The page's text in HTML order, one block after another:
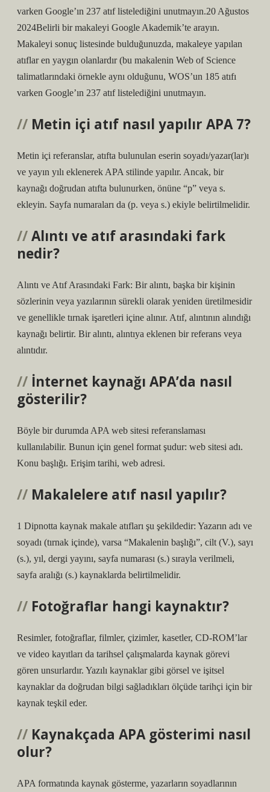
varken Google’ın 237 atıf listelediğini unutmayın.20 Ağustos
2024Belirli bir makaleyi Google Akademik’te arayın.
Makaleyi sonuç listesinde bulduğunuzda, makaleye yapılan
atıflar en yaygın olanlardır (bu makalenin Web of Science
talimatlarındaki örnekle aynı olduğunu, WOS’un 185 atıfı
varken Google’ın 237 atıf listelediğini unutmayın.
Metin içi atıf nasıl yapılır APA 7?
Metin içi referanslar, atıfta bulunulan eserin soyadı/yazar(lar)ı
ve yayın yılı eklenerek APA stilinde yapılır. Ancak, bir
kaynağı doğrudan atıfta bulunurken, önüne “p” veya s.
ekleyin. Sayfa numaraları da (p. veya s.) ekiyle belirtilmelidir.
Alıntı ve atıf arasındaki fark
nedir?
Alıntı ve Atıf Arasındaki Fark: Bir alıntı, başka bir kişinin
sözlerinin veya yazılarının sürekli olarak yeniden üretilmesidir
ve genellikle tırnak işaretleri içine alınır. Atıf, alıntının alındığı
kaynağı belirtir. Bir alıntı, alıntıya eklenen bir referans veya
alıntıdır.
İnternet kaynağı APA’da nasıl
gösterilir?
Böyle bir durumda APA web sitesi referanslaması
kullanılabilir. Bunun için genel format şudur: web sitesi adı.
Konu başlığı. Erişim tarihi, web adresi.
Makalelere atıf nasıl yapılır?
1 Dipnotta kaynak makale atıfları şu şekildedir: Yazarın adı ve
soyadı (tırnak içinde), varsa “Makalenin başlığı”, cilt (V.), sayı
(s.), yıl, dergi yayını, sayfa numarası (s.) sırayla verilmeli,
sayfa aralığı (s.) kaynaklarda belirtilmelidir.
Fotoğraflar hangi kaynaktır?
Resimler, fotoğraflar, filmler, çizimler, kasetler, CD-ROM’lar
ve video kayıtları da tarihsel çalışmalarda kaynak görevi
gören unsurlardır. Yazılı kaynaklar gibi görsel ve işitsel
kaynaklar da doğrudan bilgi sağladıkları ölçüde tarihçi için bir
kaynak teşkil eder.
Kaynakçada APA gösterimi nasıl
olur?
APA formatında kaynak gösterme, yazarların soyadlarının